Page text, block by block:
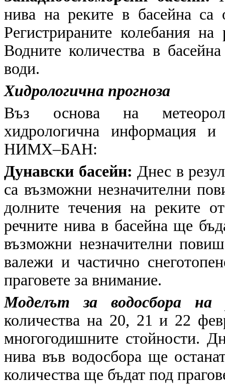
нива на реките в басейна са
Регистрираните колебания
Водните количества в
води.
Хидрологична прогноза
Въз основа на
хидрологична информация и
НИМХ–БАН:
Дунавски басейн: Днес в
са възможни незначителни
долните течения на реките
речните нива в басейна ще
възможни незначителни
валежи и частично
праговете за внимание.
Моделът за водосбора на
количества на 20, 21 и 22
многогодишните стойности.
нива във водосбора ще
количества ще бъдат под